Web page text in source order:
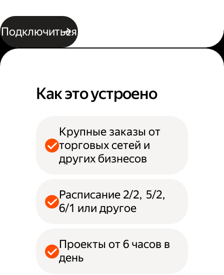
Подключиться
Как это устроено
Крупные заказы от
торговых сетей и
других бизнесов
Расписание 2/2, 5/2,
6/1 или другое
Проекты от 6 часов в
день